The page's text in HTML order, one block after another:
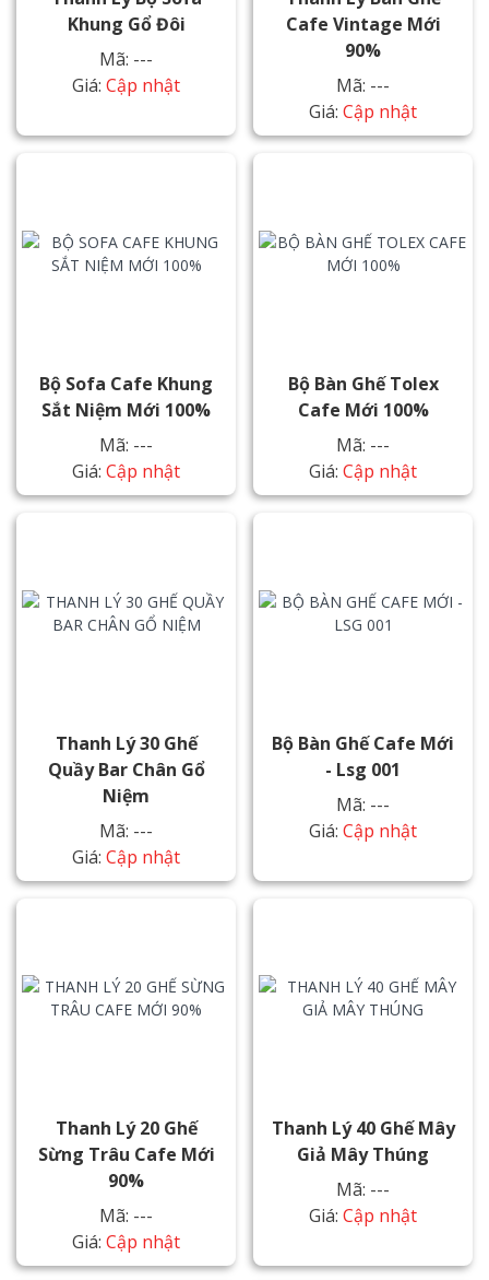
Khung Gổ Đôi
Mã: ---
Giá: Cập nhật
Cafe Vintage Mới
90%
Mã: ---
Giá: Cập nhật
Bộ Sofa Cafe Khung
Sắt Niệm Mới 100%
Mã: ---
Giá: Cập nhật
Bộ Bàn Ghế Tolex
Cafe Mới 100%
Mã: ---
Giá: Cập nhật
Thanh Lý 30 Ghế
Quầy Bar Chân Gổ
Niệm
Mã: ---
Giá: Cập nhật
Bộ Bàn Ghế Cafe Mới
- Lsg 001
Mã: ---
Giá: Cập nhật
Thanh Lý 20 Ghế
Sừng Trâu Cafe Mới
90%
Mã: ---
Giá: Cập nhật
Thanh Lý 40 Ghế Mây
Giả Mây Thúng
Mã: ---
Giá: Cập nhật